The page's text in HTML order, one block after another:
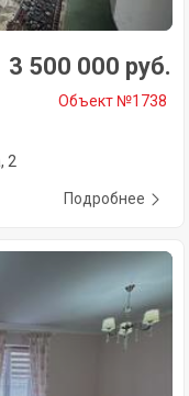
3 500 000 руб.
Объект №1738
2
Подробнее